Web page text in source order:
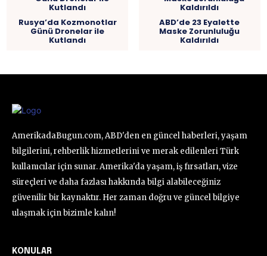
Rusya’da Kozmonotlar
Günü Dronelar ile
Kutlandı
ABD’de 23 Eyalette
Maske Zorunluluğu
Kaldırıldı
AmerikadaBugun.com, ABD'den en güncel haberleri, yaşam
bilgilerini, rehberlik hizmetlerini ve merak edilenleri Türk
kullanıcılar için sunar. Amerika'da yaşam, iş fırsatları, vize
süreçleri ve daha fazlası hakkında bilgi alabileceğiniz
güvenilir bir kaynaktır. Her zaman doğru ve güncel bilgiye
ulaşmak için bizimle kalın!
KONULAR